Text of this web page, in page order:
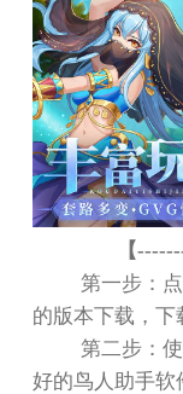
【
第一步：
的版本下载，下
第二步：
好的鸟人助手